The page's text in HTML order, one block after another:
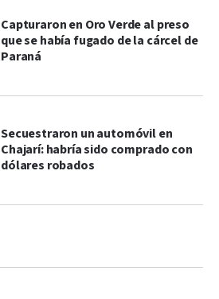
Capturaron en Oro Verde al preso
que se había fugado de la cárcel de
Paraná
Secuestraron un automóvil en
Chajarí: habría sido comprado con
dólares robados